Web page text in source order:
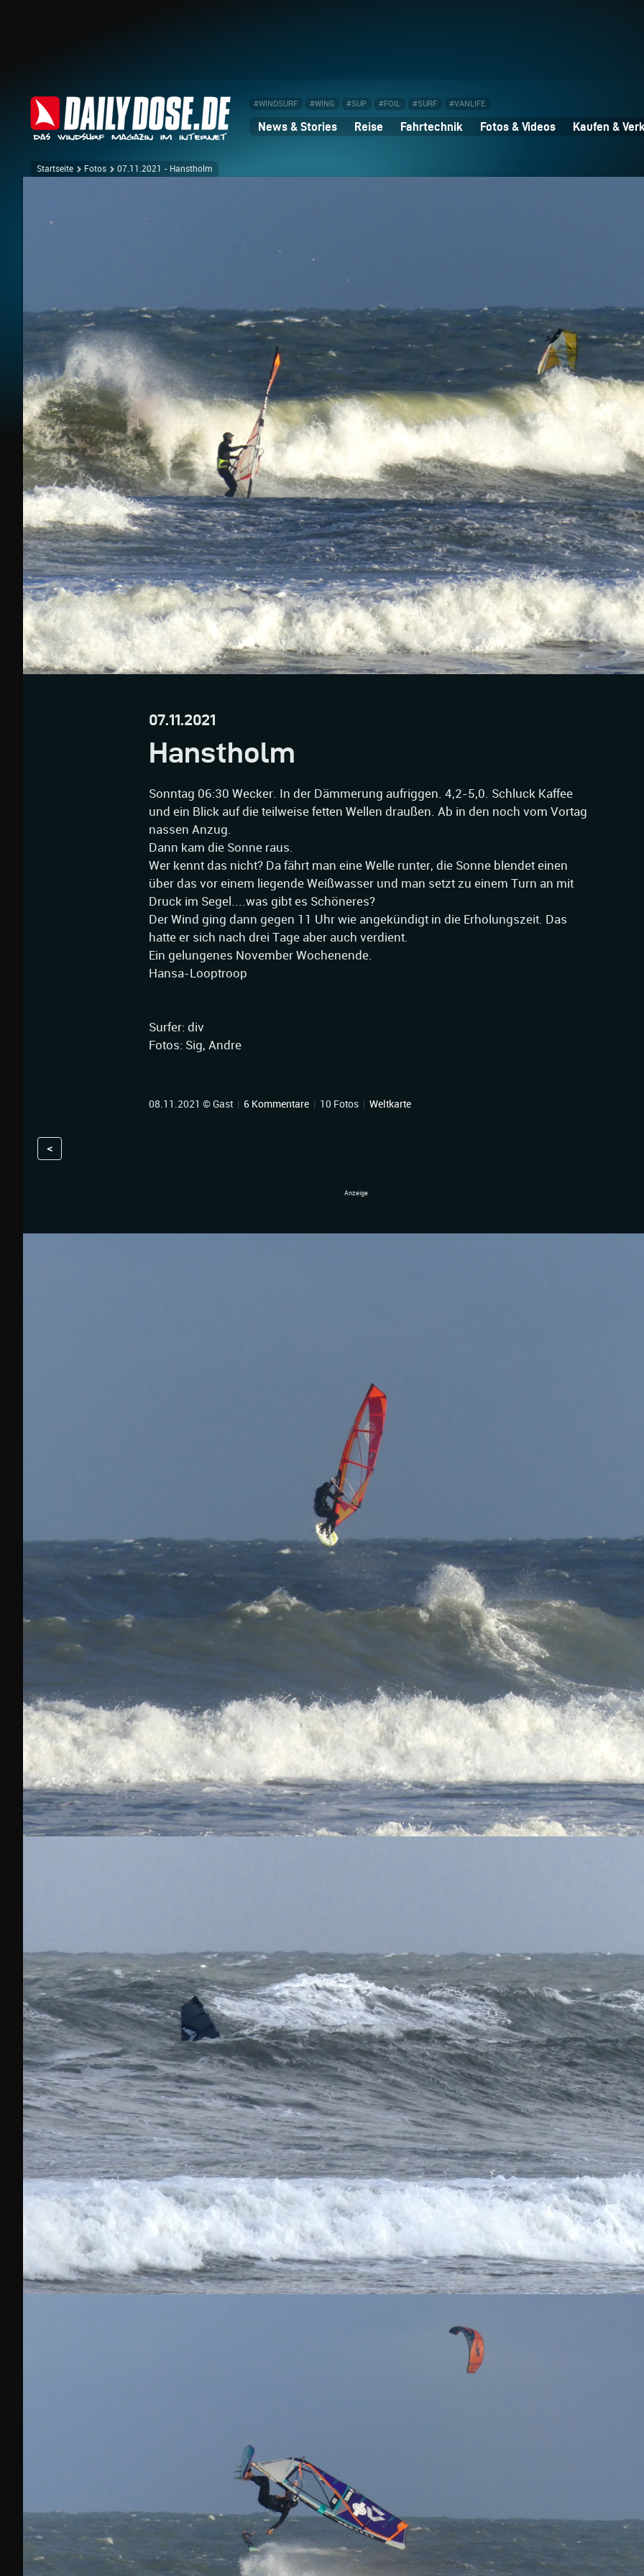
#WINDSURF #WING #SUP #FOIL #SURF #VANLIFE
News & Stories Reise Fahrtechnik Fotos & Videos Kaufen &
Startseite Fotos 07.11.2021 - Hanstholm
07.11.2021
Hanstholm
Sonntag 06:30 Wecker. In der Dämmerung aufriggen. 4,2-5,0. Schluck Kaffee
und ein Blick auf die teilweise fetten Wellen draußen. Ab in den noch vom Vortag
nassen Anzug.
Dann kam die Sonne raus.
Wer kennt das nicht? Da fährt man eine Welle runter, die Sonne blendet einen
über das vor einem liegende Weißwasser und man setzt zu einem Turn an mit
Druck im Segel....was gibt es Schöneres?
Der Wind ging dann gegen 11 Uhr wie angekündigt in die Erholungszeit. Das
hatte er sich nach drei Tage aber auch verdient.
Ein gelungenes November Wochenende.
Hansa-Looptroop
Surfer: div
Fotos: Sig, Andre
08.11.2021 © Gast | 6 Kommentare | 10 Fotos | Weltkarte
<